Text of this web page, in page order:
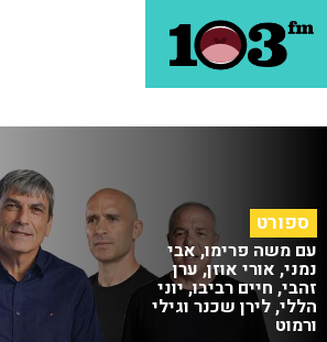
ספורט
עם משה פרימו, אבי
נמני, אורי אוזן, ערן
זהבי, חיים רביבו, יוני
הללי, לירן שכנר וגילי
ורמוט